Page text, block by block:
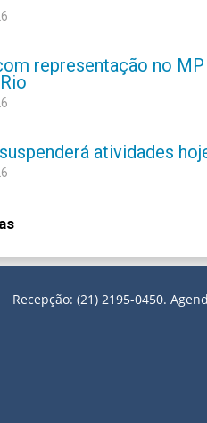
representação no
atividades
Recepção: (21) 2195-0450.